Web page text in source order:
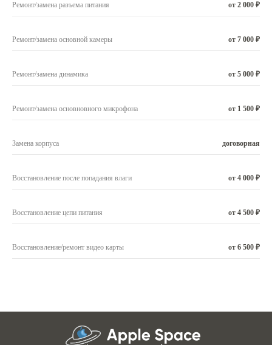
Ремонт/замена разъема питания от 2 000 ₽
Ремонт/замена основной камеры от 7 000 ₽
Ремонт/замена динамика от 5 000 ₽
Ремонт/замена основновного микрофона от 1 500 ₽
Замена корпуса договорная
Восстановление после попадания влаги от 4 000 ₽
Восстановление цепи питания от 4 500 ₽
Восстановление/ремонт видео карты от 6 500 ₽